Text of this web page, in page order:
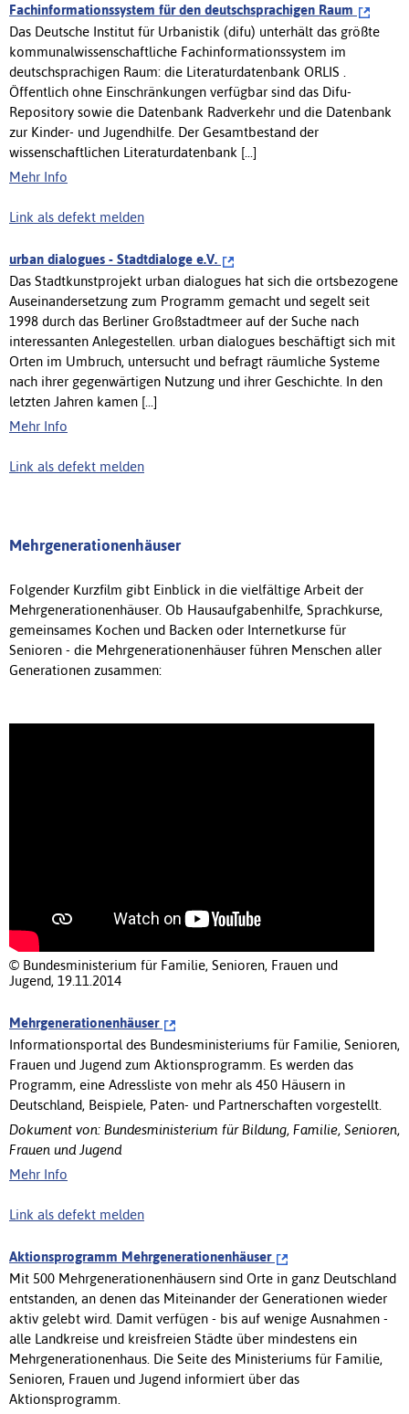
Fachinformationssystem für den deutschsprachigen Raum
Das Deutsche Institut für Urbanistik (difu) unterhält das größte
kommunalwissenschaftliche Fachinformationssystem im
deutschsprachigen Raum: die Literaturdatenbank ORLIS .
Öffentlich ohne Einschränkungen verfügbar sind das Difu-
Repository sowie die Datenbank Radverkehr und die Datenbank
zur Kinder- und Jugendhilfe. Der Gesamtbestand der
wissenschaftlichen Literaturdatenbank [...]
Mehr Info
Link als defekt melden
urban dialogues - Stadtdialoge e.V.
Das Stadtkunstprojekt urban dialogues hat sich die ortsbezogene
Auseinandersetzung zum Programm gemacht und segelt seit
1998 durch das Berliner Großstadtmeer auf der Suche nach
interessanten Anlegestellen. urban dialogues beschäftigt sich mit
Orten im Umbruch, untersucht und befragt räumliche Systeme
nach ihrer gegenwärtigen Nutzung und ihrer Geschichte. In den
letzten Jahren kamen [...]
Mehr Info
Link als defekt melden
Mehrgenerationenhäuser
Folgender Kurzfilm gibt Einblick in die vielfältige Arbeit der
Mehrgenerationenhäuser. Ob Hausaufgabenhilfe, Sprachkurse,
gemeinsames Kochen und Backen oder Internetkurse für
Senioren - die Mehrgenerationenhäuser führen Menschen aller
Generationen zusammen:
© Bundesministerium für Familie, Senioren, Frauen und
Jugend, 19.11.2014
Mehrgenerationenhäuser
Informationsportal des Bundesministeriums für Familie, Senioren,
Frauen und Jugend zum Aktionsprogramm. Es werden das
Programm, eine Adressliste von mehr als 450 Häusern in
Deutschland, Beispiele, Paten- und Partnerschaften vorgestellt.
Dokument von: Bundesministerium für Bildung, Familie, Senioren,
Frauen und Jugend
Mehr Info
Link als defekt melden
Aktionsprogramm Mehrgenerationenhäuser
Mit 500 Mehrgenerationenhäusern sind Orte in ganz Deutschland
entstanden, an denen das Miteinander der Generationen wieder
aktiv gelebt wird. Damit verfügen - bis auf wenige Ausnahmen -
alle Landkreise und kreisfreien Städte über mindestens ein
Mehrgenerationenhaus. Die Seite des Ministeriums für Familie,
Senioren, Frauen und Jugend informiert über das
Aktionsprogramm.